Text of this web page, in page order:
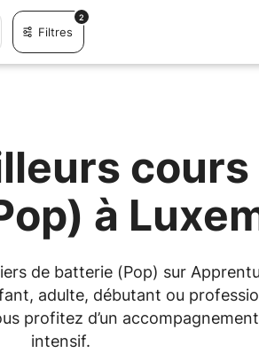
Filtres
2
à
de batterie (Pop) sur
adulte, débutant ou
profitez d’un
intensif.